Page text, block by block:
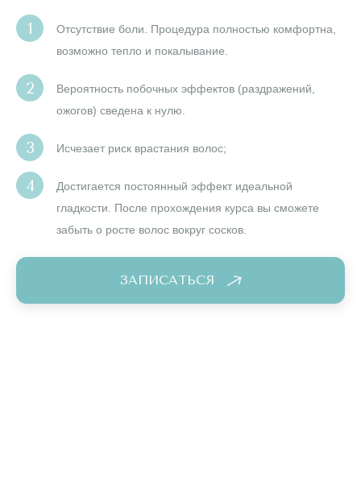
Отсутствие боли. Процедура полностью комфортна,
возможно тепло и покалывание.
Вероятность побочных эффектов (раздражений,
ожогов) сведена к нулю.
Исчезает риск врастания волос;
Достигается постоянный эффект идеальной
гладкости. После прохождения курса вы сможете
забыть о росте волос вокруг сосков.
ЗАПИСАТЬСЯ